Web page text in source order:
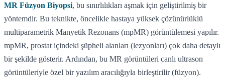
MR Füzyon Biyopsi, bu sınırlılıkları aşmak için geliştirilmiş bir
yöntemdir. Bu teknikte, öncelikle hastaya yüksek çözünürlüklü
multiparametrik Manyetik Rezonans (mpMR) görüntülemesi yapılır.
mpMR, prostat içindeki şüpheli alanları (lezyonları) çok daha detaylı
bir şekilde gösterir. Ardından, bu MR görüntüleri canlı ultrason
görüntüleriyle özel bir yazılım aracılığıyla birleştirilir (füzyon).